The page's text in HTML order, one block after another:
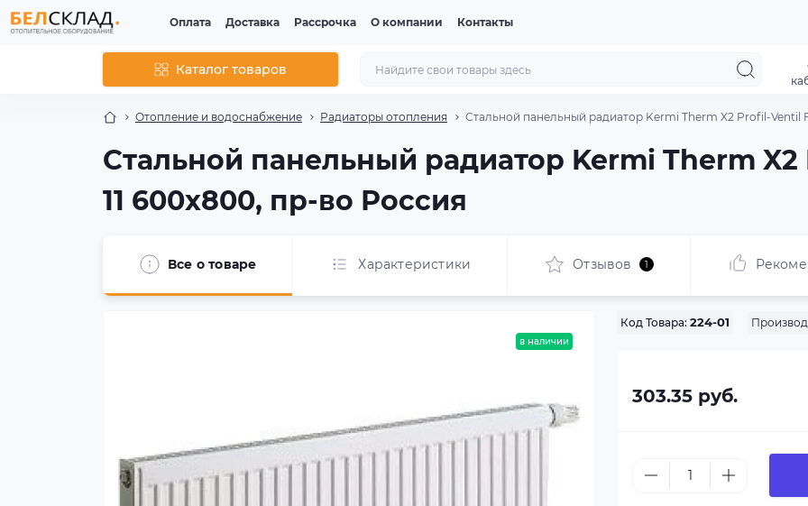
Оплата Доставка Рассрочка О компании Контакты
Каталог товаров
Отопление и водоснабжение Радиаторы отопления Стальной панельный радиатор Kermi Therm X2 Profil-Ventil
Стальной панельный радиатор Kermi Therm
11 600x800, пр-во Россия
Все о товаре Характеристики Отзывов 1
в наличии
Код Товара: 224-01
303.35 руб.